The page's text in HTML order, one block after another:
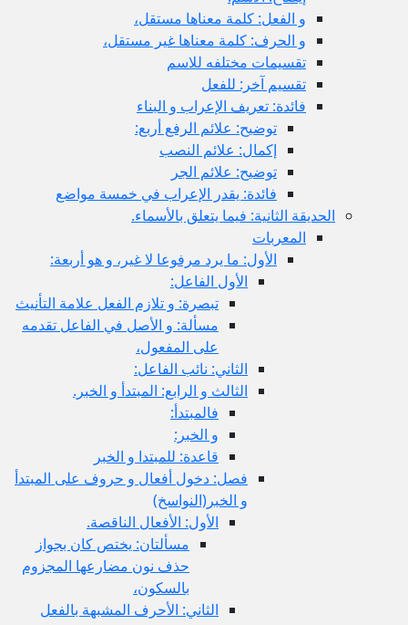
و الفعل: كلمة معناها مستقل،
و الحرف: كلمة معناها غير مستقل،
تقسيمات مختلفه للاسم
تقسيم آخر: للفعل
فائدة: تعريف الإعراب و البناء
توضيح: علائم الرفع أربع:
إكمال: علائم النصب
توضيح: علائم الجر
فائدة: يقدر الإعراب في خمسة مواضع
الحديقة الثانية: فيما يتعلق بالأسماء.
المعربات
الأول: ما يرد مرفوعا لا غير، و هو أربعة:
الأول الفاعل:
تبصرة: و تلازم الفعل علامة التأنيث
مسألة: و الأصل في الفاعل تقدمه
على المفعول،
الثاني: نائب الفاعل:
الثالث و الرابع: المبتدأ و الخبر.
فالمبتدأ:
و الخبر:
قاعدة: للمبتدا و الخبر
فصل: دخول أفعال و حروف على المبتدأ
و الخبر(النواسخ)
الأول: الأفعال الناقصة.
مسألتان: يختص كان بجواز
حذف نون مضارعها المجزوم
بالسكون،
الثاني: الأحرف المشبهة بالفعل